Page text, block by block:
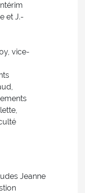
et J.-
vice-
Jeanne